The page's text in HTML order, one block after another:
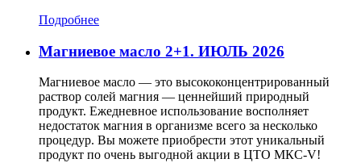
Подробнее
Магниевое масло 2+1. ИЮЛЬ 2026
Магниевое масло — это высококонцентрированный
раствор солей магния — ценнейший природный
продукт. Ежедневное использование восполняет
недостаток магния в организме всего за несколько
процедур. Вы можете приобрести этот уникальный
продукт по очень выгодной акции в ЦТО МКС-V!